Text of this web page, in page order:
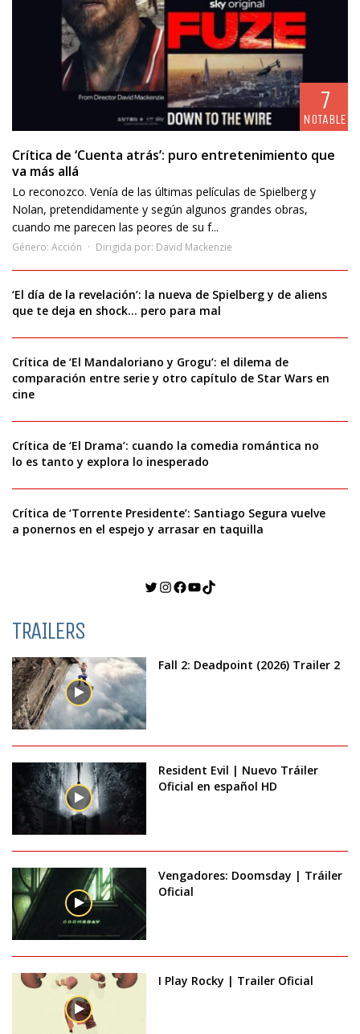
7
NOTABLE
Crítica de ‘Cuenta atrás’: puro entretenimiento que
va más allá
Lo reconozco. Venía de las últimas películas de Spielberg y
Nolan, pretendidamente y según algunos grandes obras,
cuando me parecen las peores de su f...
Género: Acción Dirigida por: David Mackenzie
‘El día de la revelación’: la nueva de Spielberg y de aliens
que te deja en shock… pero para mal
Crítica de ‘El Mandaloriano y Grogu’: el dilema de
comparación entre serie y otro capítulo de Star Wars en
cine
Crítica de ‘El Drama’: cuando la comedia romántica no
lo es tanto y explora lo inesperado
Crítica de ‘Torrente Presidente’: Santiago Segura vuelve
a ponernos en el espejo y arrasar en taquilla
Twitter
Instagram
Facebook
YouTube
TikTok
TRAILERS
Fall 2: Deadpoint (2026) Trailer 2
Resident Evil | Nuevo Tráiler
Oficial en español HD
Vengadores: Doomsday | Tráiler
Oficial
I Play Rocky | Trailer Oficial